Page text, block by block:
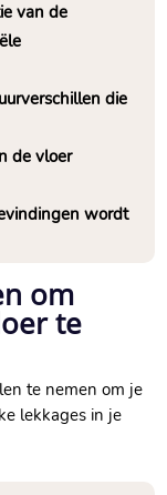
van de
die
de vloer
wordt
om
te
te nemen om je
lekkages in je